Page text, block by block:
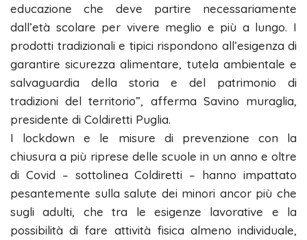
educazione che deve partire necessariamente
dall’età scolare per vivere meglio e più a lungo. I
prodotti tradizionali e tipici rispondono all’esigenza di
garantire sicurezza alimentare, tutela ambientale e
salvaguardia della storia e del patrimonio di
tradizioni del territorio”, afferma Savino muraglia,
presidente di Coldiretti Puglia.
I lockdown e le misure di prevenzione con la
chiusura a più riprese delle scuole in un anno e oltre
di Covid – sottolinea Coldiretti – hanno impattato
pesantemente sulla salute dei minori ancor più che
sugli adulti, che tra le esigenze lavorative e la
possibilità di fare attività fisica almeno individuale,